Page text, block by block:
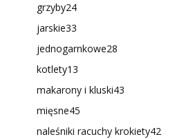
grzyby24
jarskie33
jednogarnkowe28
kotlety13
makarony i kluski43
mięsne45
naleśniki racuchy krokiety42